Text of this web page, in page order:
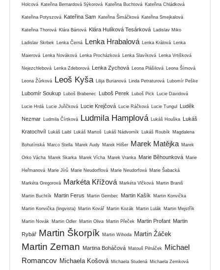
Holcová Kateřina Bernardová Sýkorová Kateřina Buchtová Kateřina Chládková
Kateřina Potyszová Kateřina Sam Kateřina Šimáčková Kateřina Smejkalová
Kateřina Thorová Klára Bártová Klára Hulíková Tesárková Ladislav Miko
Ladislav Skrbek Lenka Černá Lenka Hrabalová Lenka Králová Lenka
Maierová Lenka Nováková Lenka Procházková Lenka Slavíková Lenka Vrtišková
Nejezchlebová Lenka Zdeborová Lenka Zychová Leona Plášilová Leona Šímová
Leona Žůrková Leoš Kyša Lilija Burianová Linda Petraturová Lubomír Peške
Lubomír Soukup Luboš Brabenec Luboš Perek Luboš Pick Lucie Davidová
Lucie Hrdá Lucie Juřičková Lucie Krejčová Lucie Ráčková Lucie Tungul Luděk
Nezmar Ludmila Čírtková Ludmila Hamplová Lukáš Houška Lukáš
Kratochvíl Lukáš Laibl Lukáš Martoš Lukáš Nádvorník Lukáš Roubík Magdalena
Bohutínská Marco Stella Marek Audy Marek Hilšer Marek Matějka Marek
Orko Vácha Marek Skarka Marek Vícha Marek Vranka Marie Běhounková Marie
Heřmanová Marie Jírů Marie Neudorflová Marie Neudorfová Marie Šabacká
Markéta Gregorová Markéta Křížová Markéta Vlčková Martin Braniš
Martin Buchtík Martin Ferus Martin Gembec Martin Kašík Martin Konvička
Martin Konvička (lingvista) Martin Kovář Martin Kozák Martin Lulák Martin Mejstřík
Martin Novák Martin Odler Martin Oliva Martin Přeček Martin Profant Martin
Rybář Martin Škorpík Martin Wihoda Martin Žáček
Martin Zeman Martina Boháčová Matouš Pilnáček
Michael
Romancov Michaela Košová Michaela Studená Michaela Zemková